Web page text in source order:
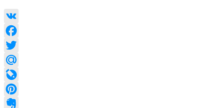
VK
Facebook
Twitter
Mail.Ru
LiveJournal
Pinterest